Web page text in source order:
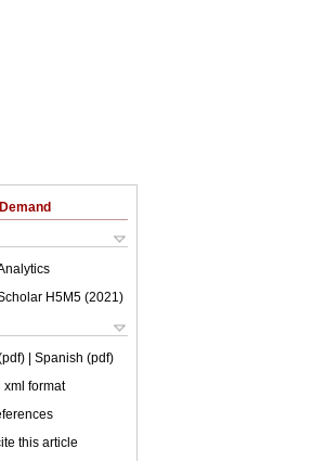
H5M5 (2021 )
| Spanish (pdf)
xml format
this article